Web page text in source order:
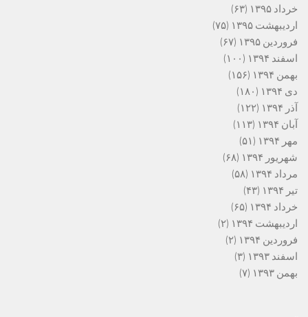
خرداد ۱۳۹۵
(۶۳)
اردیبهشت ۱۳۹۵
(۷۵)
فروردین ۱۳۹۵
(۶۷)
اسفند ۱۳۹۴
(۱۰۰)
بهمن ۱۳۹۴
(۱۵۶)
دی ۱۳۹۴
(۱۸۰)
آذر ۱۳۹۴
(۱۲۲)
آبان ۱۳۹۴
(۱۱۳)
مهر ۱۳۹۴
(۵۱)
شهریور ۱۳۹۴
(۶۸)
مرداد ۱۳۹۴
(۵۸)
تیر ۱۳۹۴
(۴۳)
خرداد ۱۳۹۴
(۶۵)
اردیبهشت ۱۳۹۴
(۲)
فروردین ۱۳۹۴
(۲)
اسفند ۱۳۹۳
(۳)
بهمن ۱۳۹۳
(۷)